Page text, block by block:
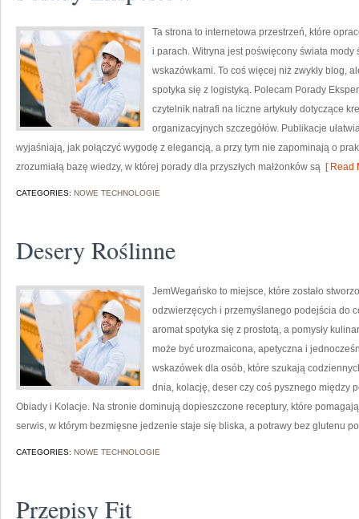
Ta strona to internetowa przestrzeń, które
i parach. Witryna jest poświęcony świata
wskazówkami. To coś więcej niż zwykły blog,
spotyka się z logistyką. Polecam Porady
czytelnik natrafi na liczne artykuły dotyczące
organizacyjnych szczegółów. Publikacje
wyjaśniają, jak połączyć wygodę z elegancją, a przy tym nie zapominają o
zrozumiałą bazę wiedzy, w której porady dla przyszłych małżonków są [ Read
CATEGORIES: NOWE TECHNOLOGIE
Desery Roślinne
JemWegańsko to miejsce, które zostało
odzwierzęcych i przemyślanego podejścia do
aromat spotyka się z prostotą, a pomysły
może być urozmaicona, apetyczna i
wskazówek dla osób, które szukają
dnia, kolację, deser czy coś pysznego między
Obiady i Kolacje. Na stronie dominują dopieszczone receptury, które
serwis, w którym bezmięsne jedzenie staje się bliska, a potrawy bez glutenu
CATEGORIES: NOWE TECHNOLOGIE
Przepisy Fit